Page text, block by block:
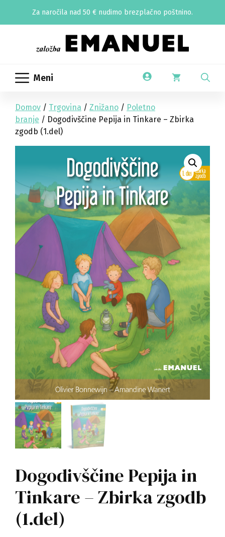
Za naročila nad 50 € nudimo brezplačno poštnino.
Meni
Domov / Trgovina / Znižano / Poletno
branje / Dogodivščine Pepija in Tinkare – Zbirka
zgodb (1.del)
Dogodivščine Pepija in
Tinkare – Zbirka zgodb
(1.del)